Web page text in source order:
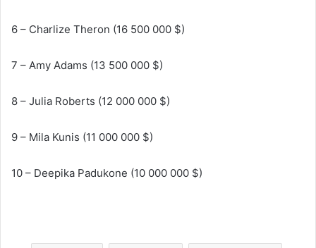
6 – Charlize Theron (16 500 000 $)
7 – Amy Adams (13 500 000 $)
8 – Julia Roberts (12 000 000 $)
9 – Mila Kunis (11 000 000 $)
10 – Deepika Padukone (10 000 000 $)